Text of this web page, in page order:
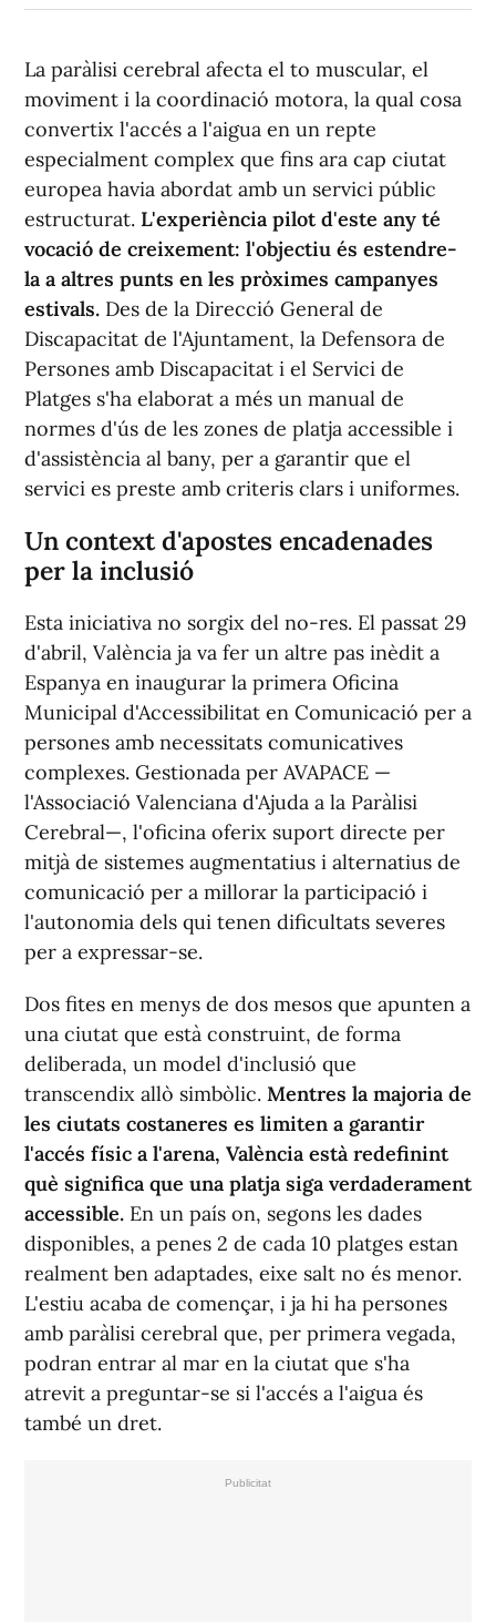
La paràlisi cerebral afecta el to muscular, el
moviment i la coordinació motora, la qual cosa
convertix l'accés a l'aigua en un repte
especialment complex que fins ara cap ciutat
europea havia abordat amb un servici públic
estructurat. L'experiència pilot d'este any té
vocació de creixement: l'objectiu és estendre-
la a altres punts en les pròximes campanyes
estivals. Des de la Direcció General de
Discapacitat de l'Ajuntament, la Defensora de
Persones amb Discapacitat i el Servici de
Platges s'ha elaborat a més un manual de
normes d'ús de les zones de platja accessible i
d'assistència al bany, per a garantir que el
servici es preste amb criteris clars i uniformes.
Un context d'apostes encadenades
per la inclusió
Esta iniciativa no sorgix del no-res. El passat 29
d'abril, València ja va fer un altre pas inèdit a
Espanya en inaugurar la primera Oficina
Municipal d'Accessibilitat en Comunicació per a
persones amb necessitats comunicatives
complexes. Gestionada per AVAPACE —
l'Associació Valenciana d'Ajuda a la Paràlisi
Cerebral—, l'oficina oferix suport directe per
mitjà de sistemes augmentatius i alternatius de
comunicació per a millorar la participació i
l'autonomia dels qui tenen dificultats severes
per a expressar-se.
Dos fites en menys de dos mesos que apunten a
una ciutat que està construint, de forma
deliberada, un model d'inclusió que
transcendix allò simbòlic. Mentres la majoria de
les ciutats costaneres es limiten a garantir
l'accés físic a l'arena, València està redefinint
què significa que una platja siga verdaderament
accessible. En un país on, segons les dades
disponibles, a penes 2 de cada 10 platges estan
realment ben adaptades, eixe salt no és menor.
L'estiu acaba de començar, i ja hi ha persones
amb paràlisi cerebral que, per primera vegada,
podran entrar al mar en la ciutat que s'ha
atrevit a preguntar-se si l'accés a l'aigua és
també un dret.